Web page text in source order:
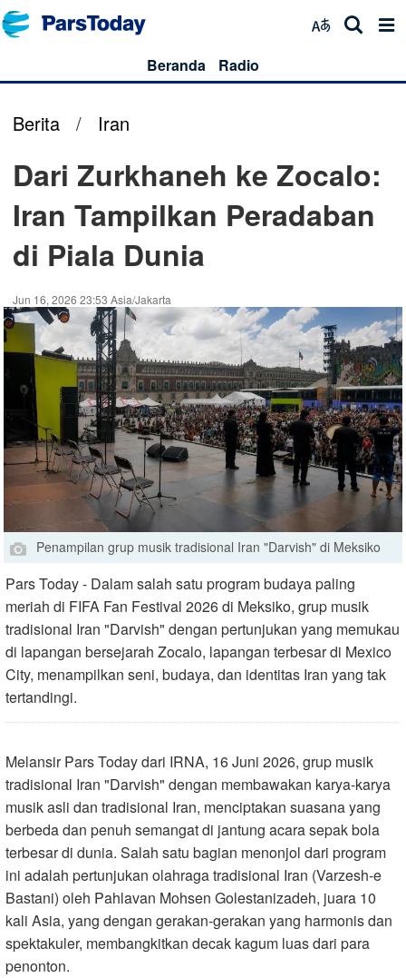
Beranda Radio
Berita / Iran
Dari Zurkhaneh ke Zocalo:
Iran Tampilkan Peradaban
di Piala Dunia
Jun 16, 2026 23:53 Asia/Jakarta
Penampilan grup musik tradisional Iran "Darvish" di Meksiko
Pars Today - Dalam salah satu program budaya paling
meriah di FIFA Fan Festival 2026 di Meksiko, grup musik
tradisional Iran "Darvish" dengan pertunjukan yang memukau
di lapangan bersejarah Zocalo, lapangan terbesar di Mexico
City, menampilkan seni, budaya, dan identitas Iran yang tak
tertandingi.
Melansir Pars Today dari IRNA, 16 Juni 2026, grup musik
tradisional Iran "Darvish" dengan membawakan karya-karya
musik asli dan tradisional Iran, menciptakan suasana yang
berbeda dan penuh semangat di jantung acara sepak bola
terbesar di dunia. Salah satu bagian menonjol dari program
ini adalah pertunjukan olahraga tradisional Iran (Varzesh-e
Bastani) oleh Pahlavan Mohsen Golestanizadeh, juara 10
kali Asia, yang dengan gerakan-gerakan yang harmonis dan
spektakuler, membangkitkan decak kagum luas dari para
penonton.